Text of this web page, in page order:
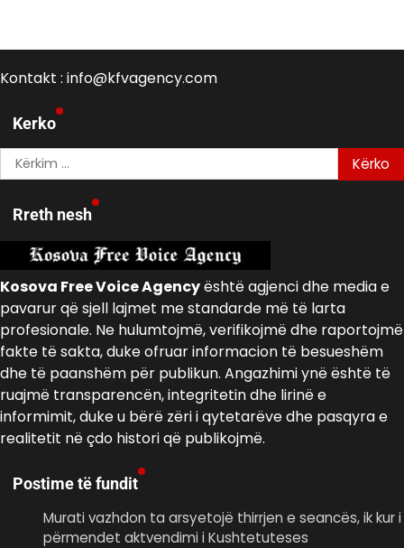
Kontakt : info@kfvagency.com
Kerko
Kërko
për:
Rreth nesh
Kosova Free Voice Agencyështë agjenci dhe media e
pavarur që sjell lajmet me standarde më të larta
profesionale. Ne hulumtojmë, verifikojmë dhe raportojmë
fakte të sakta, duke ofruar informacion të besueshëm
dhe të paanshëm për publikun. Angazhimi ynë është të
ruajmë transparencën, integritetin dhe lirinë e
informimit, duke u bërë zëri i qytetarëve dhe pasqyra e
realitetit në çdo histori që publikojmë.
Postime të fundit
Murati vazhdon ta arsyetojë thirrjen e seancës, ik kur i
përmendet aktvendimi i Kushtetuteses